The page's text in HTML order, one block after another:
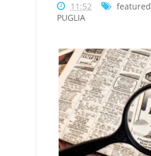
11:52 featured
PUGLIA